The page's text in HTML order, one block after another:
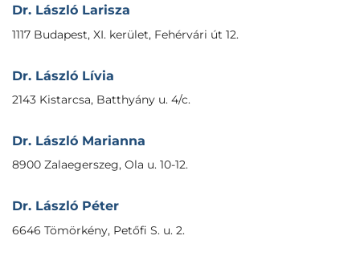
Dr. László Larisza
1117 Budapest, XI. kerület, Fehérvári út 12.
Dr. László Lívia
2143 Kistarcsa, Batthyány u. 4/c.
Dr. László Marianna
8900 Zalaegerszeg, Ola u. 10-12.
Dr. László Péter
6646 Tömörkény, Petőfi S. u. 2.